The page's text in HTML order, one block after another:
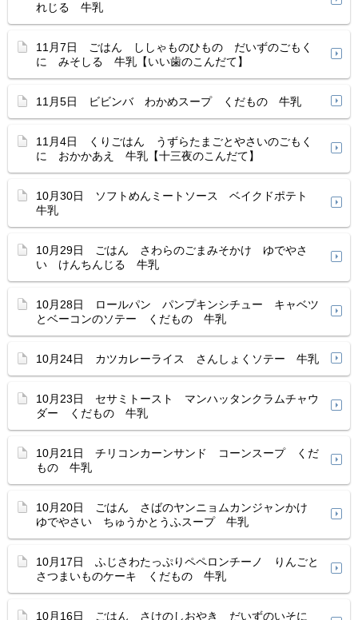
れじる 牛乳
11月7日 ごはん ししゃものひもの だいずのごもく
に みそしる 牛乳【いい歯のこんだて】
11月5日 ビビンバ わかめスープ くだもの 牛乳
11月4日 くりごはん うずらたまごとやさいのごもく
に おかかあえ 牛乳【十三夜のこんだて】
10月30日 ソフトめんミートソース ベイクドポテト
牛乳
10月29日 ごはん さわらのごまみそかけ ゆでやさ
い けんちんじる 牛乳
10月28日 ロールパン パンプキンシチュー キャベツ
とベーコンのソテー くだもの 牛乳
10月24日 カツカレーライス さんしょくソテー 牛乳
10月23日 セサミトースト マンハッタンクラムチャウ
ダー くだもの 牛乳
10月21日 チリコンカーンサンド コーンスープ くだ
もの 牛乳
10月20日 ごはん さばのヤンニョムカンジャンかけ
ゆでやさい ちゅうかとうふスープ 牛乳
10月17日 ふじさわたっぷりペペロンチーノ りんごと
さつまいものケーキ くだもの 牛乳
10月16日 ごはん さけのしおやき だいずのいそに